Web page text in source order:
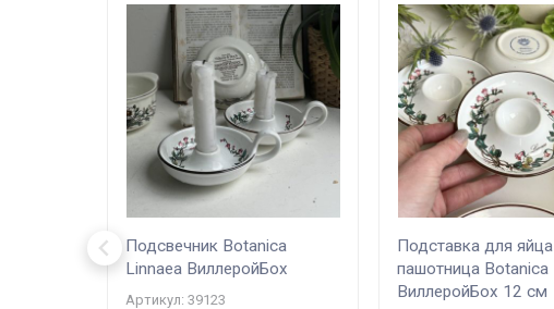
Подсвечник Botanica
Linnaea ВиллеройБох
Артикул: 39123
Подставка для яйца
пашотница Botanica
ВиллеройБох 12 см